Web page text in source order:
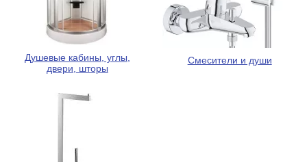
Душевые кабины, углы,
двери, шторы
Смесители и души